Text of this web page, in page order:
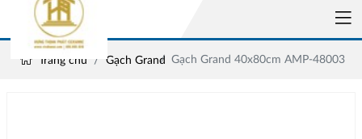
Trang chủ Gạch Grand Gạch Grand 40x80cm AMP-48003